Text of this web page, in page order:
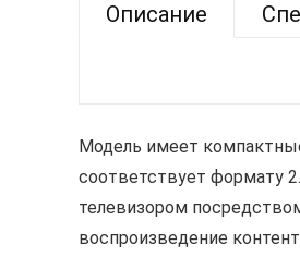
Описание
Модель имеет
соответствует формату
телевизором
воспроизведение